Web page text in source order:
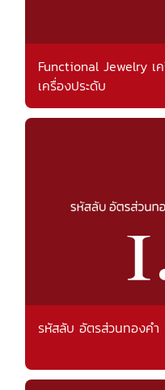
Functional Jewelry เ
เครื่องประดับ
รหัสลับ อัตรส่วนทองคำ